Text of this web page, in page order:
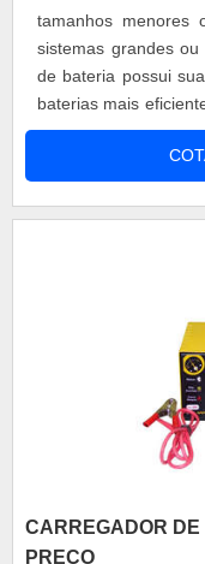
tamanhos menores
sistemas grandes
de bateria possui
baterias mais
aparelho é a bateria
de baterias no-
também como
CARREGADOR DE
PREÇO